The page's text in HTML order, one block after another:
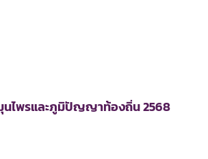
นไพรและภูมิปัญญาท้องถิ่น 2568